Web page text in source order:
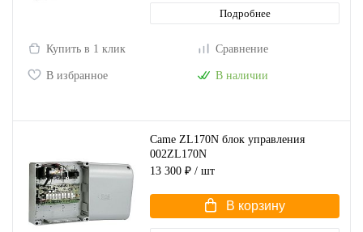
Подробнее
Купить в 1 клик Сравнение
В избранное В наличии
Came ZL170N блок управления
002ZL170N
13 300 ₽ / шт
В корзину